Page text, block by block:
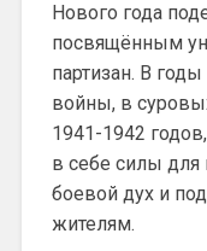
Нового года
посвящённым
партизан. В
войны, в
1941-1942
в себе силы для
боевой дух и
жителям.